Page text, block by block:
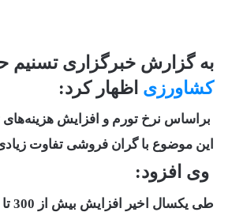
به گزارش خبرگزاری تسنیم
کشاورزی اظهار کرد:
براساس نرخ تورم و افزایش هزینه‌های
این موضوع با گران فروشی تفاوت
وی افزود:
طی یکسال اخیر افزایش بیش از 300 تا 400 درصدی هزینه‌های تمام شده تولید افزایش یافته است که